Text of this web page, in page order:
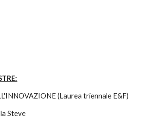
(Laurea triennale E&F)
Steve